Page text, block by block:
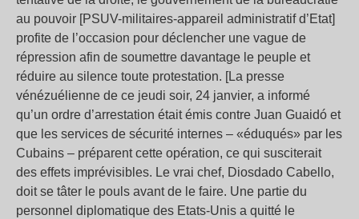
au pouvoir [PSUV-militaires-appareil administratif d’Etat]
profite de l’occasion pour déclencher une vague de
répression afin de soumettre davantage le peuple et
réduire au silence toute protestation. [La presse
vénézuélienne de ce jeudi soir, 24 janvier, a informé
qu’un ordre d’arrestation était émis contre Juan Guaidó et
que les services de sécurité internes – «éduqués» par les
Cubains – préparent cette opération, ce qui susciterait
des effets imprévisibles. Le vrai chef, Diosdado Cabello,
doit se tâter le pouls avant de le faire. Une partie du
personnel diplomatique des Etats-Unis a quitté le